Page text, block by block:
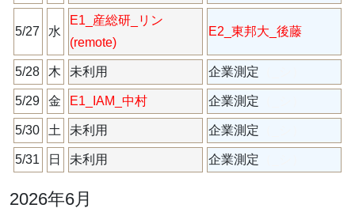
5/27 水
E1_産総研_リン
(remote)
E2_東邦大_後藤
5/28 木 未利用 企業測定
5/29 金 E1_IAM_中村 企業測定
5/30 土 未利用 企業測定
5/31 日 未利用 企業測定
2026年6月